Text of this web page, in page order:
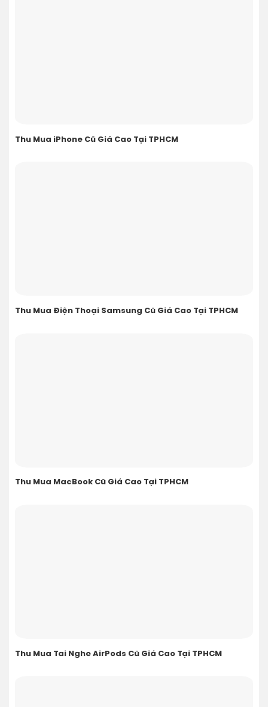
Thu Mua iPhone Cũ Giá Cao Tại TPHCM
Thu Mua Điện Thoại Samsung Cũ Giá Cao Tại TPHCM
Thu Mua MacBook Cũ Giá Cao Tại TPHCM
Thu Mua Tai Nghe AirPods Cũ Giá Cao Tại TPHCM